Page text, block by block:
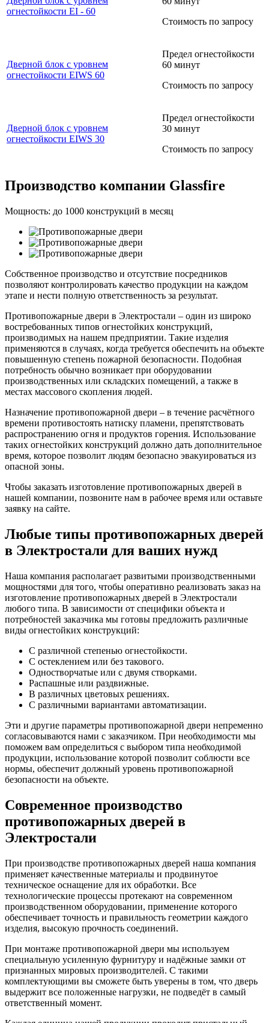
огнестойкости EI - 60
Стоимость по запросу
Дверной блок с уровнем
огнестойкости EIWS 60
Предел огнестойкости
60 минут
Стоимость по запросу
Дверной блок с уровнем
огнестойкости EIWS 30
Предел огнестойкости
30 минут
Стоимость по запросу
Производство компании Glassfire
Мощность: до 1000 конструкций в месяц
Собственное производство и отсутствие посредников
позволяют контролировать качество продукции на каждом
этапе и нести полную ответственность за результат.
Противопожарные двери в Электростали – один из широко
востребованных типов огнестойких конструкций,
производимых на нашем предприятии. Такие изделия
применяются в случаях, когда требуется обеспечить на объекте
повышенную степень пожарной безопасности. Подобная
потребность обычно возникает при оборудовании
производственных или складских помещений, а также в
местах массового скопления людей.
Назначение противопожарной двери – в течение расчётного
времени противостоять натиску пламени, препятствовать
распространению огня и продуктов горения. Использование
таких огнестойких конструкций должно дать дополнительное
время, которое позволит людям безопасно эвакуироваться из
опасной зоны.
Чтобы заказать изготовление противопожарных дверей в
нашей компании, позвоните нам в рабочее время или оставьте
заявку на сайте.
Любые типы противопожарных дверей
в Электростали для ваших нужд
Наша компания располагает развитыми производственными
мощностями для того, чтобы оперативно реализовать заказ на
изготовление противопожарных дверей в Электростали
любого типа. В зависимости от специфики объекта и
потребностей заказчика мы готовы предложить различные
виды огнестойких конструкций:
С различной степенью огнестойкости.
С остеклением или без такового.
Одностворчатые или с двумя створками.
Распашные или раздвижные.
В различных цветовых решениях.
С различными вариантами автоматизации.
Эти и другие параметры противопожарной двери непременно
согласовываются нами с заказчиком. При необходимости мы
поможем вам определиться с выбором типа необходимой
продукции, использование которой позволит соблюсти все
нормы, обеспечит должный уровень противопожарной
безопасности на объекте.
Современное производство
противопожарных дверей в
Электростали
При производстве противопожарных дверей наша компания
применяет качественные материалы и продвинутое
техническое оснащение для их обработки. Все
технологические процессы протекают на современном
производственном оборудовании, применение которого
обеспечивает точность и правильность геометрии каждого
изделия, высокую прочность соединений.
При монтаже противопожарной двери мы используем
специальную усиленную фурнитуру и надёжные замки от
признанных мировых производителей. С такими
комплектующими вы сможете быть уверены в том, что дверь
выдержит все положенные нагрузки, не подведёт в самый
ответственный момент.